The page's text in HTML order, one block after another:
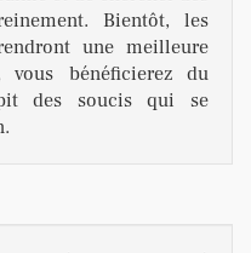
Bientôt, les
une meilleure
vous bénéficierez du
des soucis qui se